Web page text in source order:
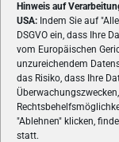
Hinweis auf
USA: Indem Sie auf
DSGVO ein, dass Ihre
vom Europäischen
unzureichendem
das Risiko, dass Ihre
"Ablehnen" klicken,
statt.
VON GAMERN,
Spielemagazin
Reviews und